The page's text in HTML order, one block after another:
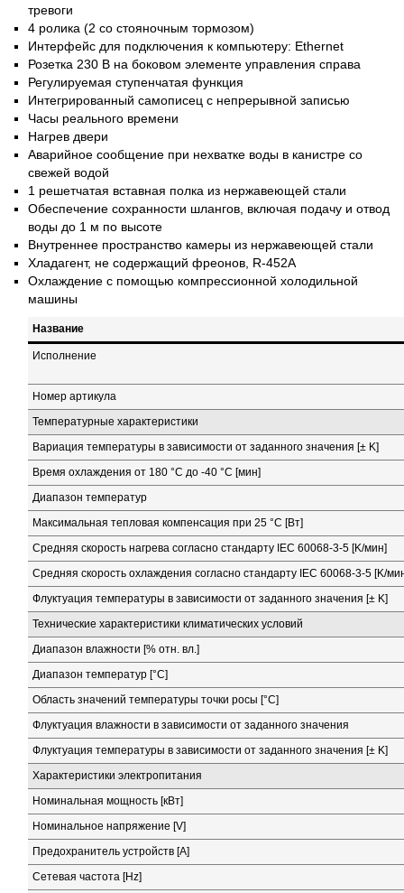
тревоги
4 ролика (2 со стояночным тормозом)
Интерфейс для подключения к компьютеру: Ethernet
Розетка 230 В на боковом элементе управления справа
Регулируемая ступенчатая функция
Интегрированный самописец с непрерывной записью
Часы реального времени
Нагрев двери
Аварийное сообщение при нехватке воды в канистре со
свежей водой
1 решетчатая вставная полка из нержавеющей стали
Обеспечение сохранности шлангов, включая подачу и отвод
воды до 1 м по высоте
Внутреннее пространство камеры из нержавеющей стали
Хладагент, не содержащий фреонов, R-452A
Охлаждение с помощью компрессионной холодильной
машины
Название
Исполнение
Номер артикула
Температурные характеристики
Вариация температуры в зависимости от заданного значения [± K]
Время охлаждения от 180 °C до -40 °C [мин]
Диапазон температур
Максимальная тепловая компенсация при 25 °C [Вт]
Средняя скорость нагрева согласно стандарту IEC 60068-3-5 [K/мин]
Средняя скорость охлаждения согласно стандарту IEC 60068-3-5 [K/
Флуктуация температуры в зависимости от заданного значения [± K]
Технические характеристики климатических условий
Диапазон влажности [% отн. вл.]
Диапазон температур [°C]
Область значений температуры точки росы [°C]
Флуктуация влажности в зависимости от заданного значения
Флуктуация температуры в зависимости от заданного значения [± K]
Характеристики электропитания
Номинальная мощность [кВт]
Номинальное напряжение [V]
Предохранитель устройств [A]
Сетевая частота [Hz]